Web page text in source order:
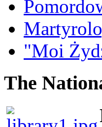
"Moi
The